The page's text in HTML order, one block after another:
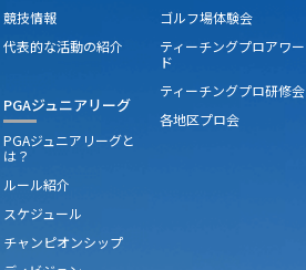
競技情報
代表的な活動の紹介
PGAジュニアリーグ
PGAジュニアリーグと
は？
ルール紹介
スケジュール
チャンピオンシップ
ゴルフ場体験会
ティーチングプロアワー
ド
ティーチングプロ研修会
各地区プロ会